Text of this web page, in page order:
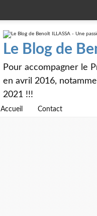
Le Blog de
Pour accompagner le
en avril 2016,
2021 !!!
Accueil Contact